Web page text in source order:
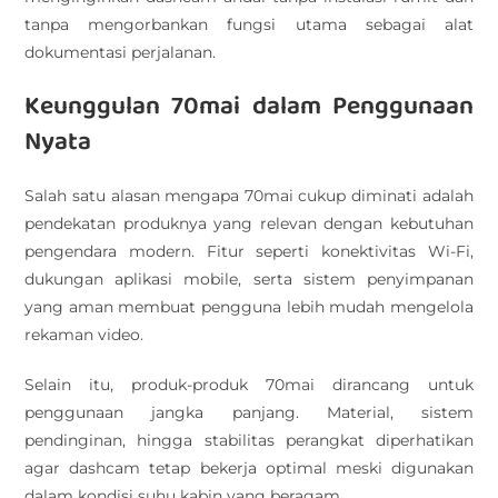
tanpa mengorbankan fungsi utama sebagai alat
dokumentasi perjalanan.
Keunggulan 70mai dalam Penggunaan
Nyata
Salah satu alasan mengapa 70mai cukup diminati adalah
pendekatan produknya yang relevan dengan kebutuhan
pengendara modern. Fitur seperti konektivitas Wi-Fi,
dukungan aplikasi mobile, serta sistem penyimpanan
yang aman membuat pengguna lebih mudah mengelola
rekaman video.
Selain itu, produk-produk 70mai dirancang untuk
penggunaan jangka panjang. Material, sistem
pendinginan, hingga stabilitas perangkat diperhatikan
agar dashcam tetap bekerja optimal meski digunakan